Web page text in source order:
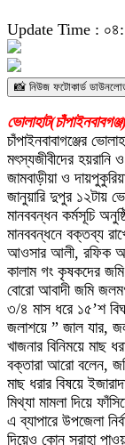
Update Time :
📸 নিউজ ফটোকার্ড
চাঁপাইনবাবাগঞ্জের
মৎস্যজীবীদের হয়রানি
জামবাড়ীয়া ও
জানুয়ারি দুপুর ১২টায়
মানববন্ধন কর্মসূচি
মানববন্ধনে বক্তব্য
আওসার আলী, রফিক
কালাম গং কৃষকদের জমি
বোরো আবাদী জমি
৩/৪ মাস ধরে ১৫’শ
জলাশয়ে ” জাল যার,
খাজনার বিনিময়ে মাছ
বক্তারা আরো বলেন, জমি
মাছ ধরার বিষয়ে
মিথ্যা মামলা দিয়ে
এ ব্যাপারে উপজেলা
দিয়েও কোন সুরাহা